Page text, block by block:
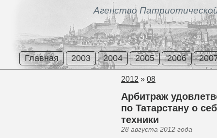
Агенство
Главная 2003 2004 2005 2006
2012 » 08
Арбитраж
по Татарстану о
техники
28 августа 2012 года